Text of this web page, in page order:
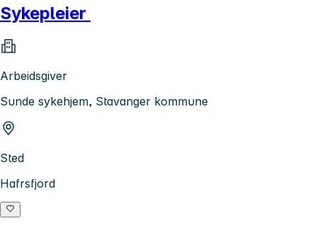
Sykepleier
Arbeidsgiver
Sunde sykehjem, Stavanger kommune
Sted
Hafrsfjord